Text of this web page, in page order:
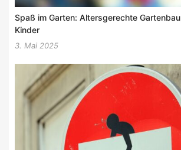
Spaß im Garten: Altersgerechte
Kinder
3. Mai 2025